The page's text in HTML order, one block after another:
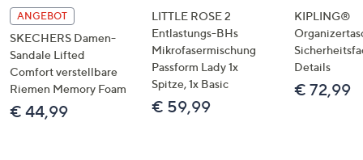
links
bzw.
rechts,
um
diese
anzuzeigen.
ANGEBOT
SKECHERS Damen-
Sandale Lifted
Comfort verstellbare
Riemen Memory Foam
€ 44,99
LITTLE ROSE 2
Entlastungs-BHs
Mikrofasermischung
Passform Lady 1x
Spitze, 1x Basic
€ 59,99
KIPLING®
Details
€ 72,99